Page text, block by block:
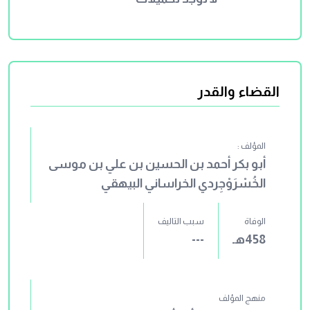
القضاء والقدر
المؤلف :
أبو بكر أحمد بن الحسين بن علي بن موسى
الخُسْرَوْجِردي الخراساني البيهقي
الوفاة
458هـ
سبب التاليف
---
منهج المؤلف